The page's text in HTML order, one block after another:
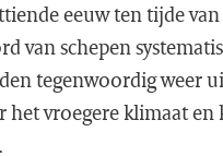
eeuw ten tijde
van schepen
tegenwoordig weer
vroegere klimaat